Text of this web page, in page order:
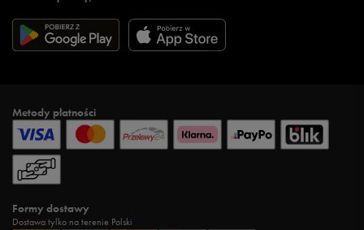
Metody płatności
Formy dostawy
Dostawa tylko na terenie Polski